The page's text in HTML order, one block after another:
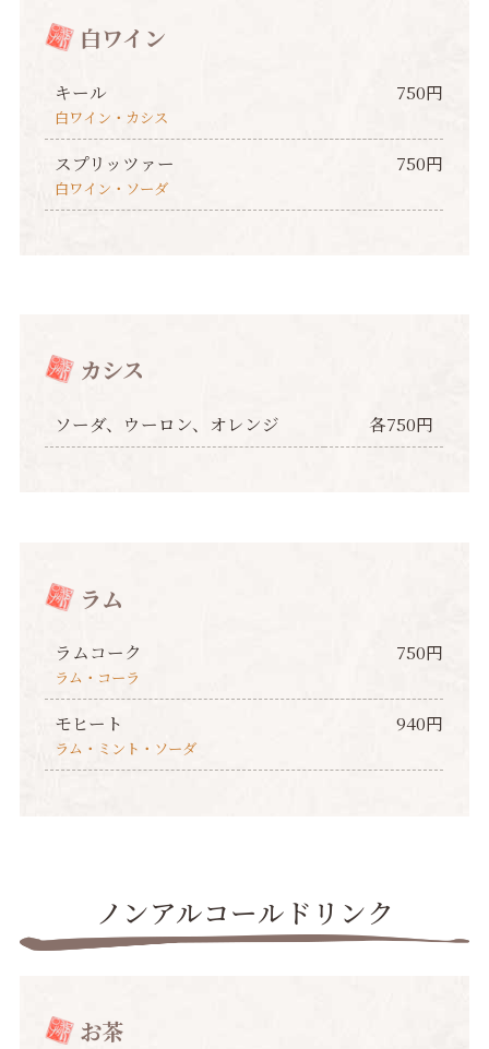
白ワイン
キール 750円
白ワイン・カシス
スプリッツァー 750円
白ワイン・ソーダ
カシス
ソーダ、ウーロン、オレンジ 各750円
ラム
ラムコーク 750円
ラム・コーラ
モヒート 940円
ラム・ミント・ソーダ
ノンアルコールドリンク
お茶